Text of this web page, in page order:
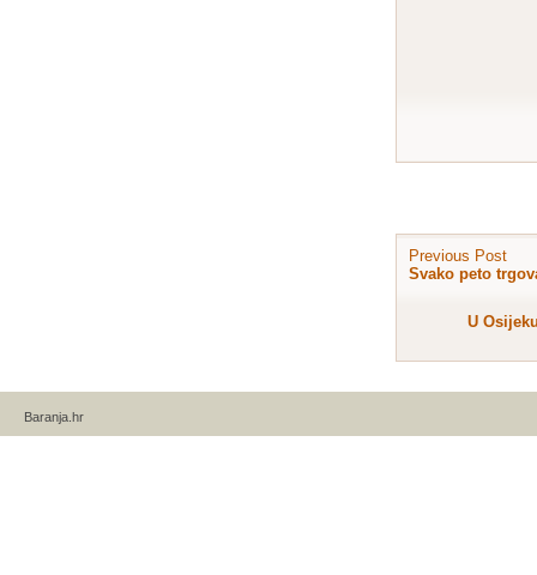
Previous Post
Svako peto
U
Baranja.hr